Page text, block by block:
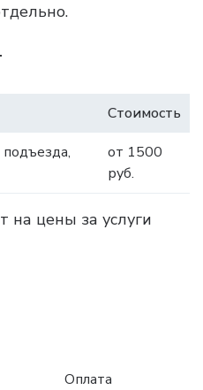
Стоимость
от 1500
руб.
на цены за услуги
Оплата